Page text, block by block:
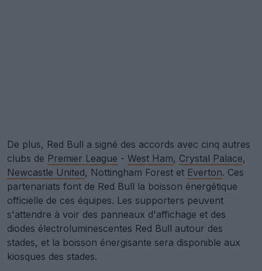
De plus, Red Bull a signé des accords avec cinq autres
clubs de Premier League - West Ham, Crystal Palace,
Newcastle United, Nottingham Forest et Everton. Ces
partenariats font de Red Bull la boisson énergétique
officielle de ces équipes. Les supporters peuvent
s'attendre à voir des panneaux d'affichage et des
diodes électroluminescentes Red Bull autour des
stades, et la boisson énergisante sera disponible aux
kiosques des stades.